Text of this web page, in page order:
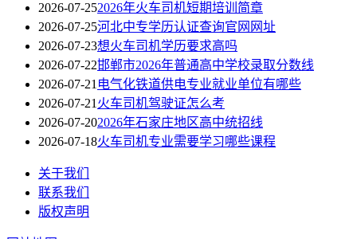
2026-07-25​2026年火车司机短期培训简章
2026-07-25河北中专学历认证查询官网网址
2026-07-23想火车司机学历要求高吗
2026-07-22邯郸市2026年普通高中学校录取分数线
2026-07-21 电气化铁道供电专业就业单位有哪些
2026-07-21 火车司机驾驶证怎么考
2026-07-202026年石家庄地区高中统招线
2026-07-18火车司机专业需要学习哪些课程
关于我们
联系我们
版权声明